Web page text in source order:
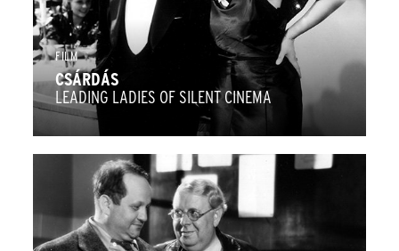
FILM
CSÁRDÁS
LEADING LADIES OF SILENT CINEMA